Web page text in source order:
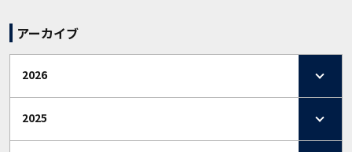
アーカイブ
2026
2025